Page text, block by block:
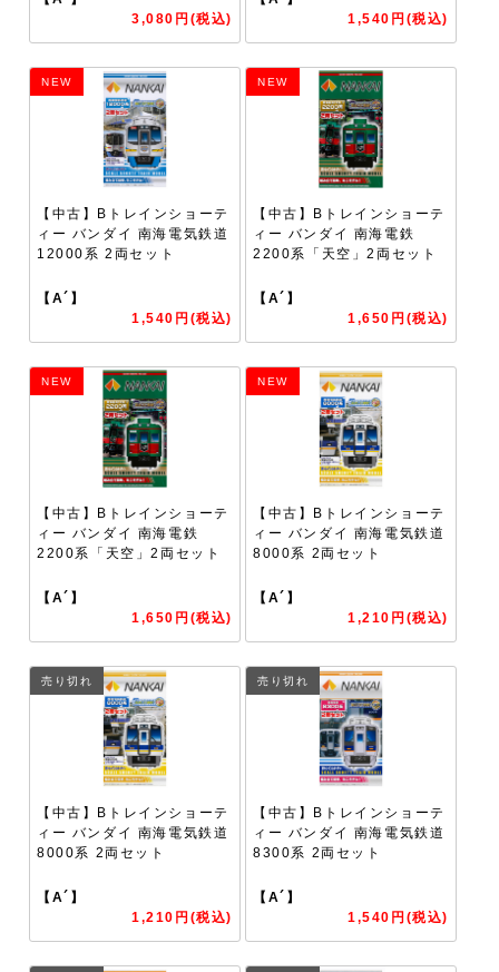
3,080円(税込)
1,540円(税込)
NEW
【中古】Bトレインショーテ
ィー バンダイ 南海電気鉄道
12000系 2両セット
【A´】
1,540円(税込)
NEW
【中古】Bトレインショーテ
ィー バンダイ 南海電鉄
2200系「天空」2両セット
【A´】
1,650円(税込)
NEW
【中古】Bトレインショーテ
ィー バンダイ 南海電鉄
2200系「天空」2両セット
【A´】
1,650円(税込)
NEW
【中古】Bトレインショーテ
ィー バンダイ 南海電気鉄道
8000系 2両セット
【A´】
1,210円(税込)
売り切れ
【中古】Bトレインショーテ
ィー バンダイ 南海電気鉄道
8000系 2両セット
【A´】
1,210円(税込)
売り切れ
【中古】Bトレインショーテ
ィー バンダイ 南海電気鉄道
8300系 2両セット
【A´】
1,540円(税込)